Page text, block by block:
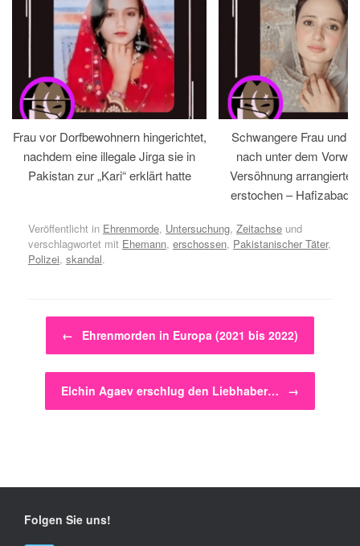
Frau vor Dorfbewohnern hingerichtet,
nachdem eine illegale Jirga sie in
Pakistan zur „Kari“ erklärt hatte
Schwangere Frau und
nach unter dem
Versöhnung
erstochen – Hafizabad,
Veröffentlicht in Ehrenmorde, Untersuchung, Zeitachse und
verschlagwortet mit Ehemann, erschossen, Pakistanischer Täter,
Polizei, skandal.
Beitragsnavigation
← Ehrenmorden in Europa (2021 bis 2022)
Elchin Agaev erschlug den Liebhaber… →
Folgen Sie uns!